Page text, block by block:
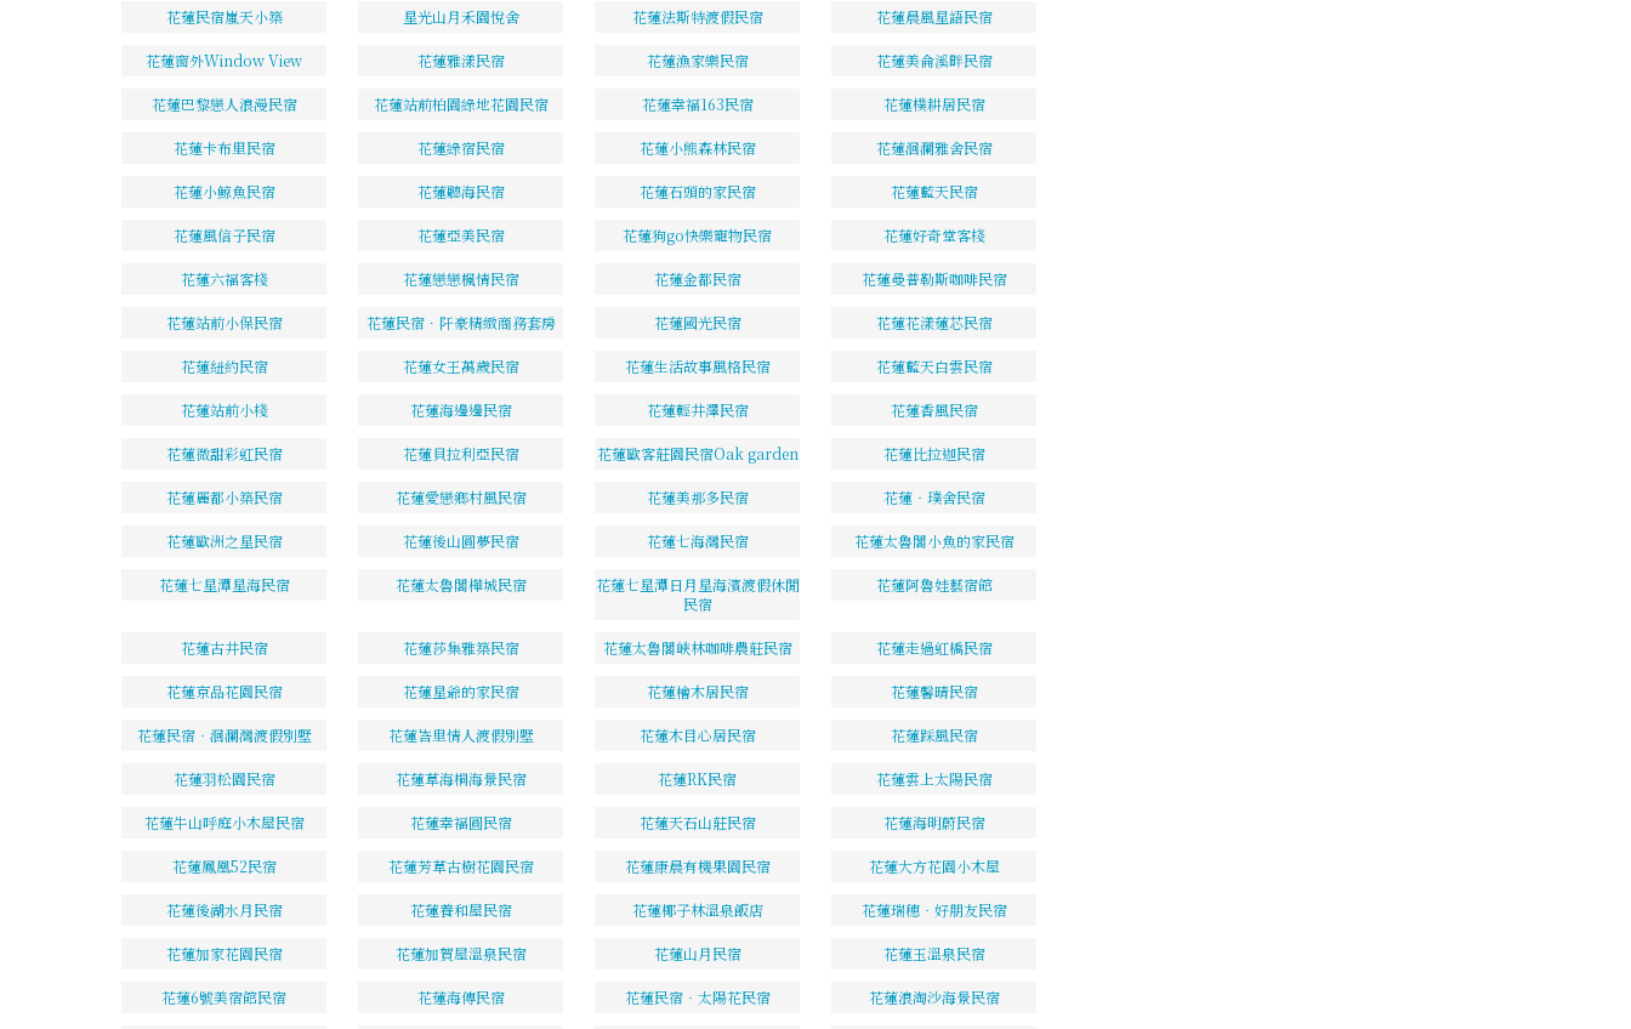
花蓮民宿嵐天小築 星光山月禾園悅舍 花蓮法斯特渡假民宿 花蓮晨風星語民宿
花蓮窗外Window View 花蓮雅漾民宿 花蓮漁家樂民宿 花蓮美侖溪畔民宿
花蓮巴黎戀人浪漫民宿 花蓮站前柏園綠地花園民宿 花蓮幸福163民宿 花蓮樸耕居民宿
花蓮卡布里民宿 花蓮綠宿民宿 花蓮小熊森林民宿 花蓮洄瀾雅舍民宿
花蓮小鯨魚民宿 花蓮聽海民宿 花蓮石頭的家民宿 花蓮藍天民宿
花蓮風信子民宿 花蓮亞美民宿 花蓮狗go快樂寵物民宿 花蓮好奇堂客棧
花蓮六福客棧 花蓮戀戀楓情民宿 花蓮金都民宿 花蓮曼普勒斯咖啡民宿
花蓮站前小保民宿 花蓮民宿．阡豪精緻商務套房 花蓮國光民宿 花蓮花漾蓮芯民宿
花蓮紐約民宿 花蓮女王萬歲民宿 花蓮生活故事風格民宿 花蓮藍天白雲民宿
花蓮站前小棧 花蓮海邊邊民宿 花蓮輕井澤民宿 花蓮香風民宿
花蓮微甜彩虹民宿 花蓮貝拉利亞民宿 花蓮歐客莊園民宿Oak garden 花蓮比拉迦民宿
花蓮麗都小築民宿 花蓮愛戀鄉村風民宿 花蓮美那多民宿 花蓮‧璞舍民宿
花蓮歐洲之星民宿 花蓮後山圓夢民宿 花蓮七海灣民宿 花蓮太魯閣小魚的家民宿
花蓮七星潭星海民宿 花蓮太魯閣樺城民宿
花蓮七星潭日月星海濱渡假休閒
民宿
花蓮阿魯娃藝宿館
花蓮古井民宿 花蓮莎集雅築民宿 花蓮太魯閣峽林咖啡農莊民宿 花蓮走過虹橋民宿
花蓮京品花園民宿 花蓮星爺的家民宿 花蓮檜木居民宿 花蓮馨晴民宿
花蓮民宿‧洄瀾灣渡假別墅 花蓮峇里情人渡假別墅 花蓮木目心居民宿 花蓮踩風民宿
花蓮羽松園民宿 花蓮草海桐海景民宿 花蓮RK民宿 花蓮雲上太陽民宿
花蓮牛山呼庭小木屋民宿 花蓮幸福圓民宿 花蓮天石山莊民宿 花蓮海明蔚民宿
花蓮鳳凰52民宿 花蓮芳草古樹花園民宿 花蓮康晨有機果園民宿 花蓮大方花園小木屋
花蓮後湖水月民宿 花蓮養和屋民宿 花蓮椰子林溫泉飯店 花蓮瑞穗‧好朋友民宿
花蓮加家花園民宿 花蓮加賀屋溫泉民宿 花蓮山月民宿 花蓮玉溫泉民宿
花蓮6號美宿館民宿 花蓮海傳民宿 花蓮民宿‧太陽花民宿 花蓮浪淘沙海景民宿